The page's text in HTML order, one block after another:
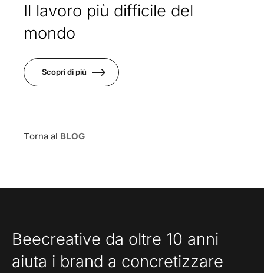
Il lavoro più difficile del
mondo
Scopri di più
Torna al BLOG
Beecreative da oltre 10 anni
aiuta i brand a concretizzare